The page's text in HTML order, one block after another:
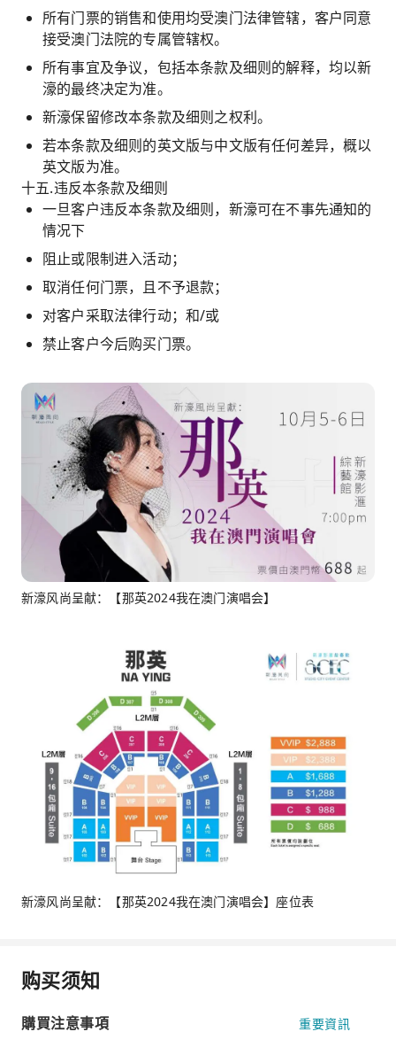
所有门票的销售和使用均受澳门法律管辖，客户同意
接受澳门法院的专属管辖权。
所有事宜及争议，包括本条款及细则的解释，均以新
濠的最终决定为准。
新濠保留修改本条款及细则之权利。
若本条款及细则的英文版与中文版有任何差异，概以
英文版为准。
十五.违反本条款及细则
一旦客户违反本条款及细则，新濠可在不事先通知的
情况下
阻止或限制进入活动；
取消任何门票，且不予退款；
对客户采取法律行动；和/或
禁止客户今后购买门票。
新濠风尚呈献：【那英2024我在澳门演唱会】
新濠风尚呈献：【那英2024我在澳门演唱会】座位表
购买须知
購買注意事項 重要資訊